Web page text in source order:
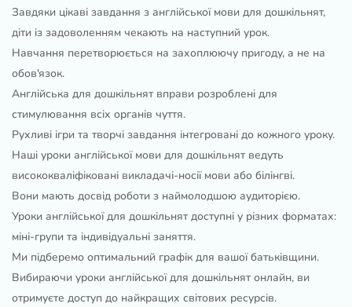
Завдяки цікаві завдання з англійської мови для дошкільнят,
діти із задоволенням чекають на наступний урок.
Навчання перетворюється на захоплюючу пригоду, а не на
обов'язок.
Англійська для дошкільнят вправи розроблені для
стимулювання всіх органів чуття.
Рухливі ігри та творчі завдання інтегровані до кожного уроку.
Наші уроки англійської мови для дошкільнят ведуть
висококваліфіковані викладачі-носії мови або білінгві.
Вони мають досвід роботи з наймолодшою ​​аудиторією.
Уроки англійської для дошкільнят доступні у різних форматах:
міні-групи та індивідуальні заняття.
Ми підберемо оптимальний графік для вашої батьківщини.
Вибираючи уроки англійської для дошкільнят онлайн, ви
отримуєте доступ до найкращих світових ресурсів.